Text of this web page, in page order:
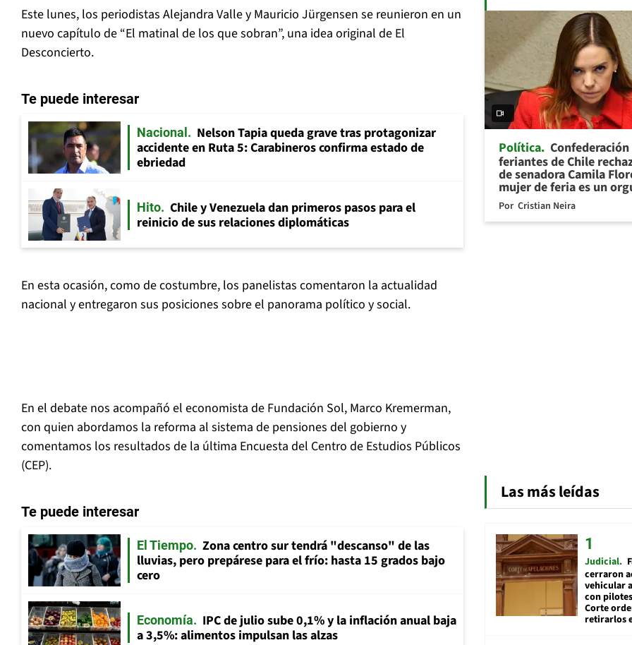
Este lunes, los periodistas Alejandra Valle y Mauricio Jürgensen se reunieron en un
nuevo capítulo de “El matinal de los que sobran”, una idea original de El
Desconcierto.
Te puede interesar
Nacional
Nelson Tapia queda grave tras protagonizar
accidente en Ruta 5: Carabineros confirma estado de
ebriedad
Hito
Chile y Venezuela dan primeros pasos para el
reinicio de sus relaciones diplomáticas
En esta ocasión, como de costumbre, los panelistas comentaron la actualidad
nacional y entregaron sus posiciones sobre el panorama político y social.
En el debate nos acompañó el economista de Fundación Sol, Marco Kremerman,
con quien abordamos la reforma al sistema de pensiones del gobierno y
comentamos los resultados de la última Encuesta del Centro de Estudios Públicos
(CEP).
Te puede interesar
El Tiempo
Zona centro sur tendrá "descanso" de las
lluvias, pero prepárese para el frío: hasta 15 grados bajo
cero
Economía
IPC de julio sube 0,1% y la inflación anual baja
a 3,5%: alimentos impulsan las alzas
Política Confederación
feriantes de Chile
de senadora Camila
mujer de feria es un
Por Cristian Neira
Las más leídas
Judicial
cerraron
vehicular
con
Corte
retirarlos